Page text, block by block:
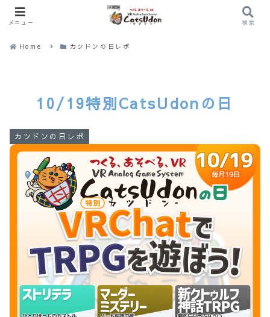
Home カツドンの日レポ
10/19特別CatsUdonの日
カツドンの日レポ
メニュー 検索